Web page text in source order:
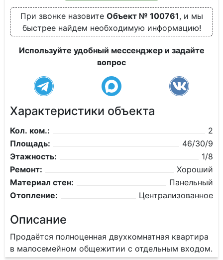
При звонке назовите Объект № 100761, и мы
быстрее найдем необходимую информацию!
Используйте удобный мессенджер и задайте
вопрос
Характеристики объекта
Кол. ком.:
2
Площадь:
46/30/9
Этажность:
1/8
Ремонт:
Хороший
Материал стен:
Панельный
Отопление:
Централизованное
Описание
Продаётся полноценная двухкомнатная квартира
в малосемейном общежитии с отдельным входом.